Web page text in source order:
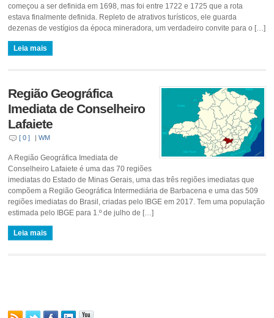
começou a ser definida em 1698, mas foi entre 1722 e 1725 que a rota
estava finalmente definida. Repleto de atrativos turísticos, ele guarda
dezenas de vestígios da época mineradora, um verdadeiro convite para o […]
Leia mais
Região Geográfica
Imediata de Conselheiro
Lafaiete
[ 0 ] |WM
A Região Geográfica Imediata de
Conselheiro Lafaiete é uma das 70 regiões
imediatas do Estado de Minas Gerais, uma das três regiões imediatas que
compõem a Região Geográfica Intermediária de Barbacena e uma das 509
regiões imediatas do Brasil, criadas pelo IBGE em 2017. Tem uma população
estimada pelo IBGE para 1.º de julho de […]
Leia mais